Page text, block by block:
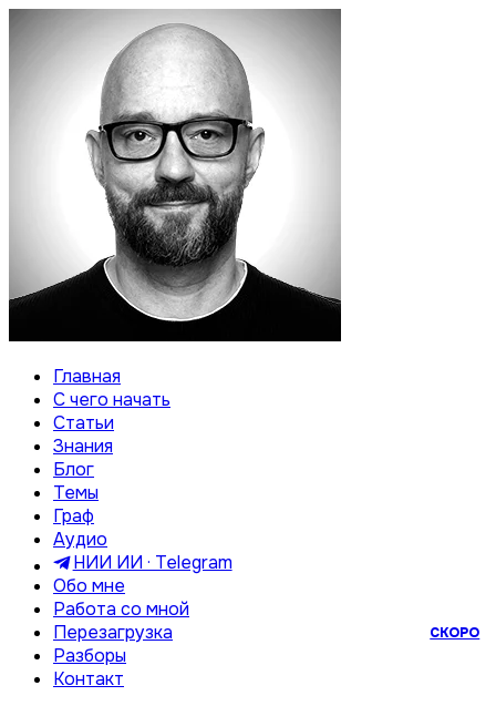
Главная
С чего начать
Статьи
Знания
Блог
Темы
Граф
Аудио
НИИ ИИ · Telegram
Обо мне
Работа со мной
Перезагрузка
СКОРО
Разборы
Контакт